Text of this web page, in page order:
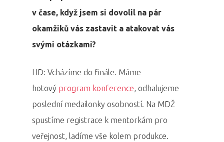
v čase, když jsem si dovolil na pár
okamžiků vás zastavit a atakovat vás
svými otázkami?
HD: Vcházíme do finále. Máme
hotový program konference, odhalujeme
poslední medailonky osobností. Na MDŽ
spustíme registrace k mentorkám pro
veřejnost, ladíme vše kolem produkce.